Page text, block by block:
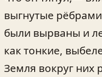
выгнутые
были вырваны и
как тонкие,
Земля вокруг них